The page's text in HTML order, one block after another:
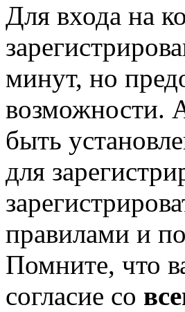
Для входа на
минут, но
возможности.
быть
для
правилами и
Помните, что
согласие со